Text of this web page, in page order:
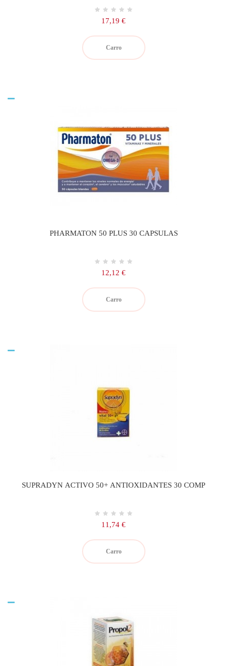
Precio
17,19 €
Carro
PHARMATON 50 PLUS 30 CAPSULAS
Precio
12,12 €
Carro
SUPRADYN ACTIVO 50+ ANTIOXIDANTES 30 COMP
Precio
11,74 €
Carro